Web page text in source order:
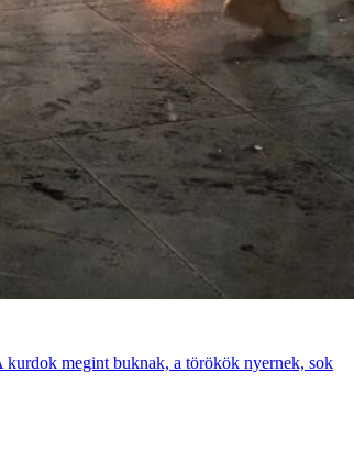
kurdok megint buknak, a törökök nyernek, sok